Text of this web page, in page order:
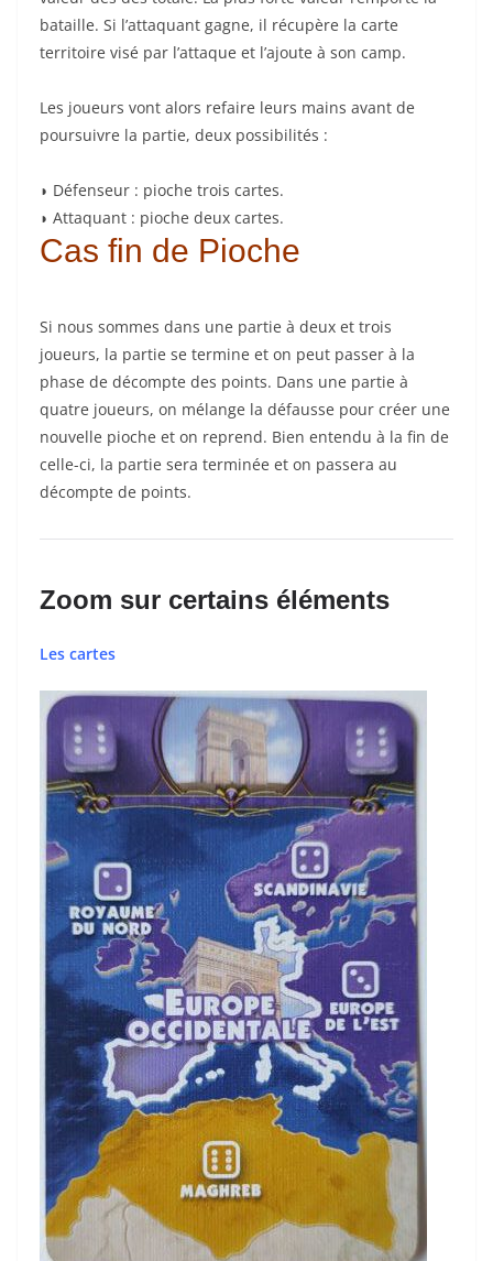
bataille. Si l’attaquant gagne, il récupère la carte
territoire visé par l’attaque et l’ajoute à son camp.
Les joueurs vont alors refaire leurs mains avant de
poursuivre la partie, deux possibilités :
◗ Défenseur : pioche trois cartes.
◗ Attaquant : pioche deux cartes.
Cas fin de Pioche
Si nous sommes dans une partie à deux et trois
joueurs, la partie se termine et on peut passer à la
phase de décompte des points. Dans une partie à
quatre joueurs, on mélange la défausse pour créer une
nouvelle pioche et on reprend. Bien entendu à la fin de
celle-ci, la partie sera terminée et on passera au
décompte de points.
Zoom sur certains éléments
Les cartes